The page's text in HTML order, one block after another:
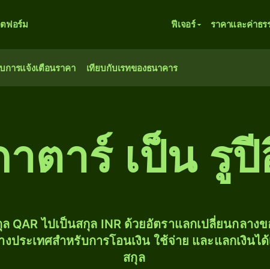
ฟอร์ม ฟีเจอร์ ราคาและค่าธร
การแจ้งเตือนราคา เทียบกับเรทของธนาคาร
ตาร์ เป็น รู
QAR ไปเป็นสกุล INR ด้วยอัตราแลกเปลี่ยนกลาง
ประเทศสำหรับการโอนเงิน ใช้จ่าย และแลกเงินไ
สกุล